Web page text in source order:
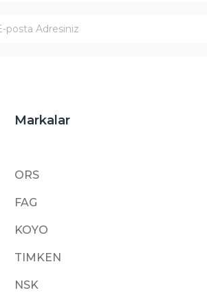
Markalar
ORS
FAG
KOYO
TIMKEN
NSK